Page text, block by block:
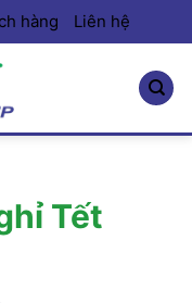
hàng Liên hệ
Tết